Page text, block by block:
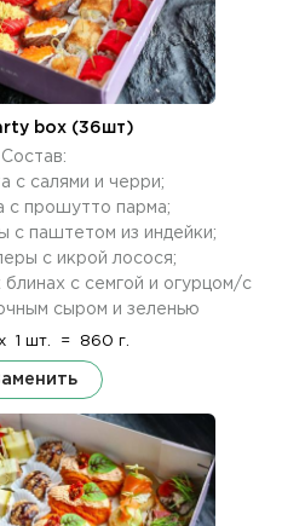
box (36шт)
Состав:
с салями и черри;
с прошутто парма;
с паштетом из индейки;
с икрой лосося;
блинах с семгой и огурцом/с
сыром и зеленью
1 шт. = 860 г.